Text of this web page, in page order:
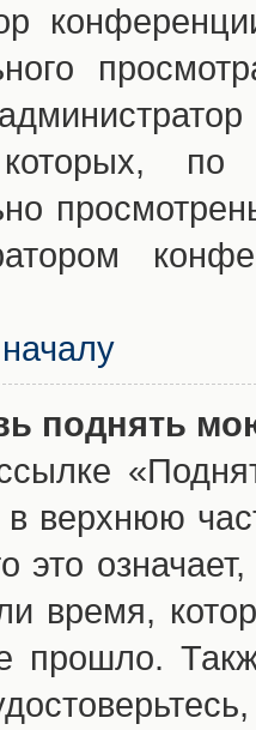
которых,
поднять
в верхнюю
это
время,